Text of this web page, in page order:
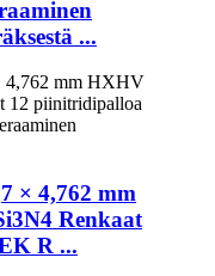
...
× 4,762 mm
Renkaat
R ...